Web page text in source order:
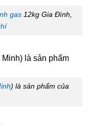
gas 12kg Gia Đình,
) là sản phẩm của